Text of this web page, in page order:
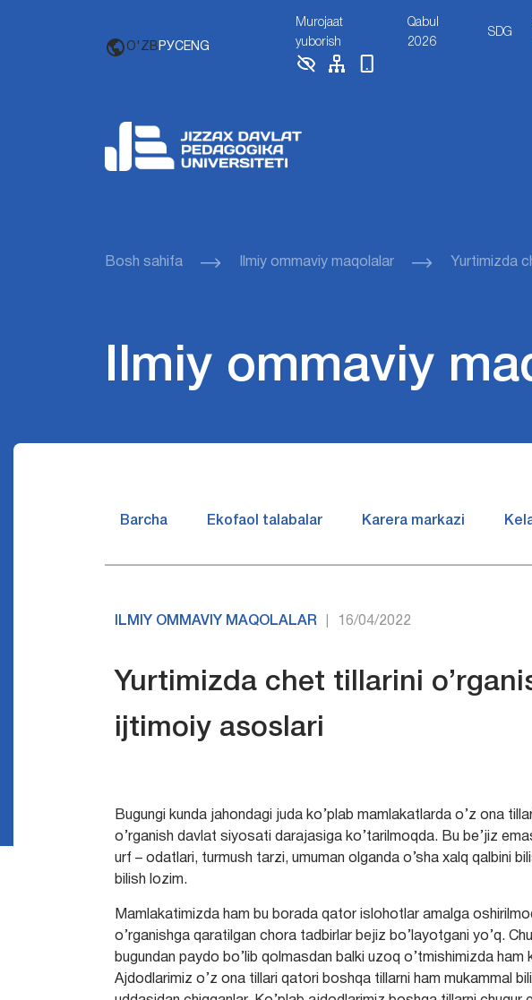
O'ZB РУСENG
Murojaat
yuborish
Qabul
2026
SDG
Bosh sahifa Ilmiy ommaviy maqolalar Yurtimizda
Ilmiy ommaviy
Barcha Ekofaol talabalar Karera markazi
ILMIY OMMAVIY MAQOLALAR 16/04/2022
Yurtimizda chet tillarini
ijtimoiy asoslari
Bugungi kunda jahondagi juda ko’plab mamlakatlarda o’z ona
o’rganish davlat siyosati darajasiga ko’tarilmoqda. Bu be’jiz
urf – odatlari, turmush tarzi, umuman olganda o’sha xalq qalbini
bilish lozim.
Mamlakatimizda ham bu borada qator islohotlar amalga
o’rganishga qaratilgan chora tadbirlar bejiz bo’layotgani yo’q.
bugundan paydo bo’lib qolmasdan balki uzoq o’tmishimizda
Ajdodlarimiz o’z ona tillari qatori boshqa tillarni ham mukammal